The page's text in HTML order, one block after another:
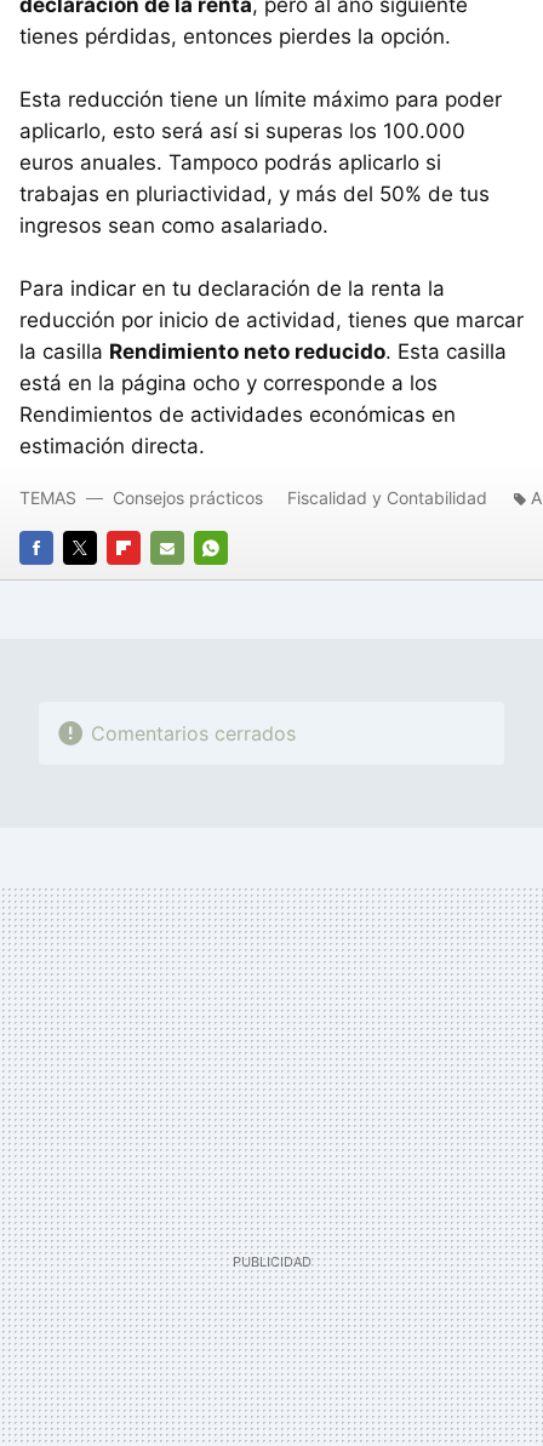
tienes pérdidas, entonces pierdes la opción.
Esta reducción tiene un límite máximo para poder
aplicarlo, esto será así si superas los 100.000
euros anuales. Tampoco podrás aplicarlo si
trabajas en pluriactividad, y más del 50% de tus
ingresos sean como asalariado.
Para indicar en tu declaración de la renta la
reducción por inicio de actividad, tienes que marcar
la casilla Rendimiento neto reducido. Esta casilla
está en la página ocho y corresponde a los
Rendimientos de actividades económicas en
estimación directa.
FACEBOOK
TWITTERFLIPBOARD
E-
WHATSAPP
TEMAS Consejos prácticos Fiscalidad y Contabilidad
Comentarios cerrados